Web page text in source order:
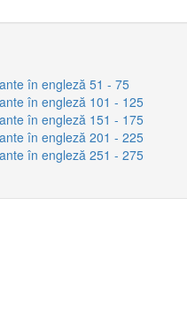
în engleză 51 - 75
în engleză 101 - 125
în engleză 151 - 175
în engleză 201 - 225
în engleză 251 - 275